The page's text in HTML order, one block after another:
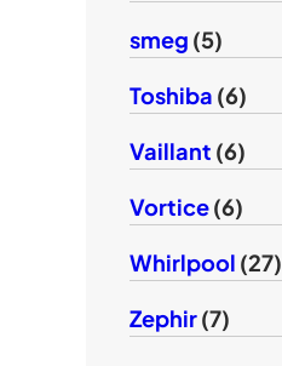
smeg (5)
Toshiba (6)
Vaillant (6)
Vortice(6)
Whirlpool (27)
Zephir(7)